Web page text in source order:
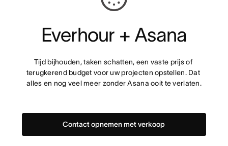
Everhour + Asana
Tijd bijhouden, taken schatten, een vaste prijs of
terugkerend budget voor uw projecten opstellen. Dat
alles en nog veel meer zonder Asana ooit te verlaten.
Contact opnemen met verkoop